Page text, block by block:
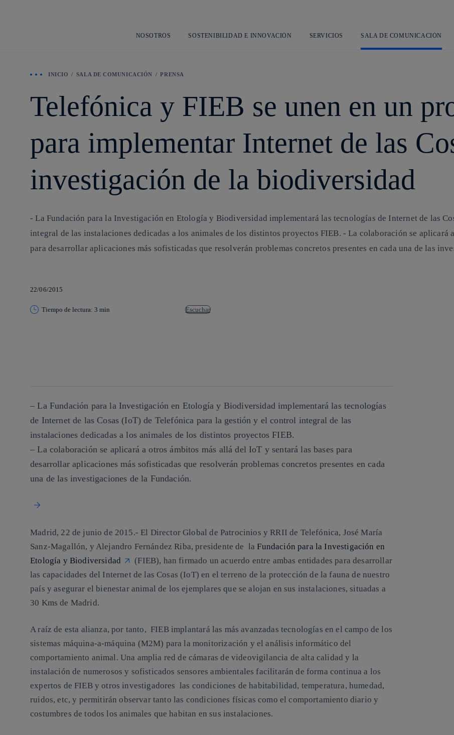
principal
NOSOTROS SOSTENIBILIDAD E INNOVACIÓN SERVICIOS SALA DE COMUNICACIÓN
INICIO SALA DE COMUNICACIÓN PRENSA
Telefónica y FIEB se unen en un
para implementar Internet de las
investigación de la biodiversidad
- La Fundación para la Investigación en Etología y Biodiversidad implementará las tecnologías de Internet de las
integral de las instalaciones dedicadas a los animales de los distintos proyectos FIEB. - La colaboración se aplicará
para desarrollar aplicaciones más sofisticadas que resolverán problemas concretos presentes en cada una de las
22/06/2015
Tiempo de lectura: 3 min Escuchar
– La Fundación para la Investigación en Etología y Biodiversidad implementará las tecnologías
de Internet de las Cosas (IoT) de Telefónica para la gestión y el control integral de las
instalaciones dedicadas a los animales de los distintos proyectos FIEB.
– La colaboración se aplicará a otros ámbitos más allá del IoT y sentará las bases para
desarrollar aplicaciones más sofisticadas que resolverán problemas concretos presentes en cada
una de las investigaciones de la Fundación.
Madrid, 22 de junio de 2015.- El Director Global de Patrocinios y RRII de Telefónica, José María
Sanz-Magallón, y Alejandro Fernández Riba, presidente de laFundación para la Investigación en
Etología y Biodiversidad
(FIEB), han firmado un acuerdo entre ambas entidades para desarrollar
las capacidades del Internet de las Cosas (IoT) en el terreno de la protección de la fauna de nuestro
país y asegurar el bienestar animal de los ejemplares que se alojan en sus instalaciones, situadas a
30 Kms de Madrid.
A raíz de esta alianza, por tanto, FIEB implantará las más avanzadas tecnologías en el campo de los
sistemas máquina-a-máquina (M2M) para la monitorización y el análisis informático del
comportamiento animal. Una amplia red de cámaras de videovigilancia de alta calidad y la
instalación de numerosos y sofisticados sensores ambientales facilitarán de forma continua a los
expertos de FIEB y otros investigadores las condiciones de habitabilidad, temperatura, humedad,
ruidos, etc, y permitirán observar tanto las condiciones físicas como el comportamiento diario y
costumbres de todos los animales que habitan en sus instalaciones.